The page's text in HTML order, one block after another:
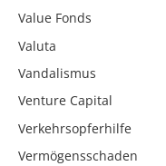
Value Fonds
Valuta
Vandalismus
Venture Capital
Verkehrsopferhilfe
Vermögensschaden